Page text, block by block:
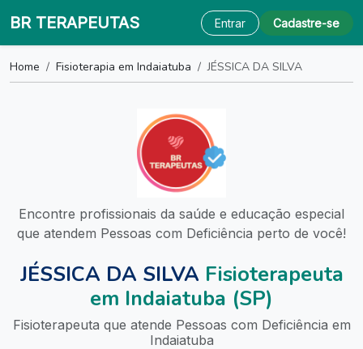
BR TERAPEUTAS Entrar Cadastre-se
Home Fisioterapia em Indaiatuba JÉSSICA DA SILVA
Encontre profissionais da saúde e educação especial
que atendem Pessoas com Deficiência perto de você!
JÉSSICA DA SILVA Fisioterapeuta
em Indaiatuba (SP)
Fisioterapeuta que atende Pessoas com Deficiência em
Indaiatuba